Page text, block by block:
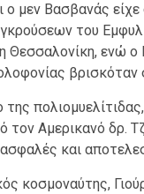
ο μεν Βασβανάς
του
Θεσσαλονίκη, ενώ ο
βρισκόταν
της
τον Αμερικανό δρ.
και
κοσμοναύτης,